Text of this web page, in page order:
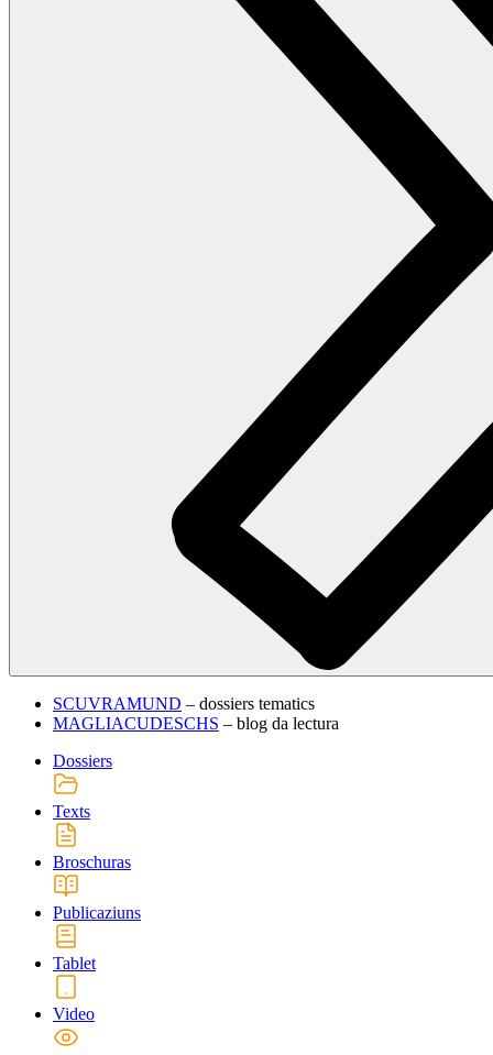
SCUVRAMUND – dossiers tematics
MAGLIACUDESCHS – blog da lectura
Dossiers
Texts
Broschuras
Publicaziuns
Tablet
Video